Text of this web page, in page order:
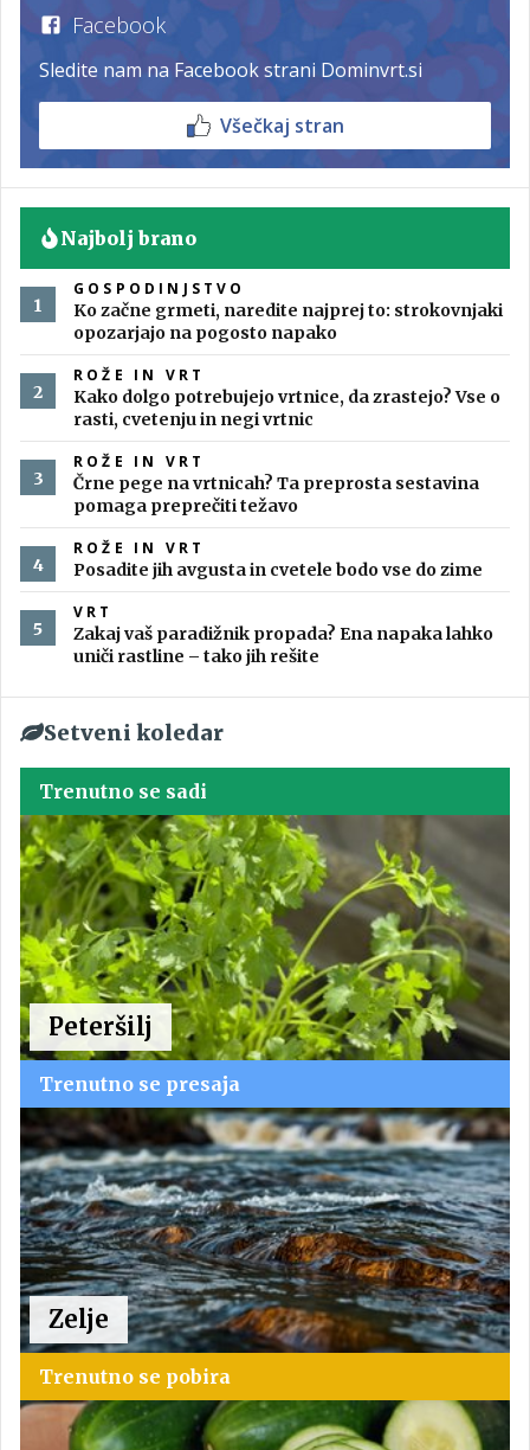
Facebook
Sledite nam na Facebook strani Dominvrt.si
Všečkaj stran
Najbolj brano
GOSPODINJSTVO
Ko začne grmeti, naredite najprej to: strokovnjaki
opozarjajo na pogosto napako
ROŽE IN VRT
Kako dolgo potrebujejo vrtnice, da zrastejo? Vse o
rasti, cvetenju in negi vrtnic
ROŽE IN VRT
Črne pege na vrtnicah? Ta preprosta sestavina
pomaga preprečiti težavo
ROŽE IN VRT
Posadite jih avgusta in cvetele bodo vse do zime
VRT
Zakaj vaš paradižnik propada? Ena napaka lahko
uniči rastline – tako jih rešite
Setveni koledar
Trenutno se sadi
Peteršilj
Trenutno se presaja
Zelje
Trenutno se pobira